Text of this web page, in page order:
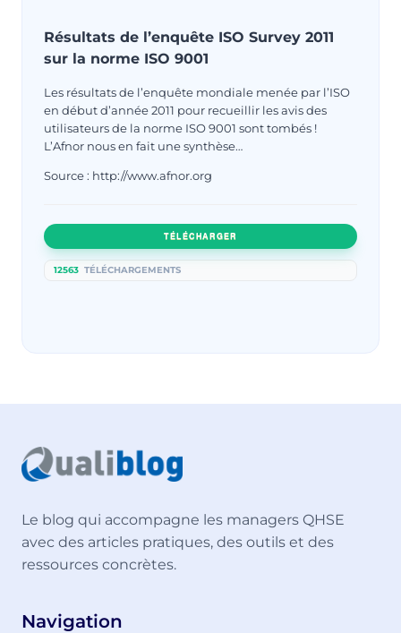
Résultats de l’enquête ISO Survey 2011
sur la norme ISO 9001
Les résultats de l’enquête mondiale menée par l’ISO
en début d’année 2011 pour recueillir les avis des
utilisateurs de la norme ISO 9001 sont tombés !
L’Afnor nous en fait une synthèse…
Source : http://www.afnor.org
TÉLÉCHARGER
12563 TÉLÉCHARGEMENTS
Le blog qui accompagne les managers QHSE
avec des articles pratiques, des outils et des
ressources concrètes.
Navigation